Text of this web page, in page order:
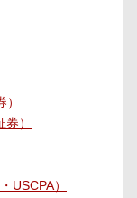
）
USCPA）